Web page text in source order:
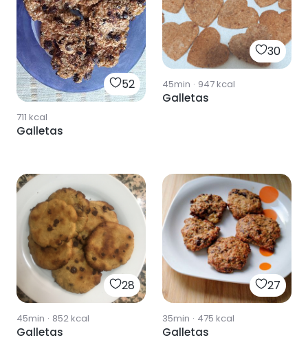
52
711 kcal
Galletas
30
45min · 947kcal
Galletas
28
45min · 852kcal
Galletas
27
35min · 475 kcal
Galletas